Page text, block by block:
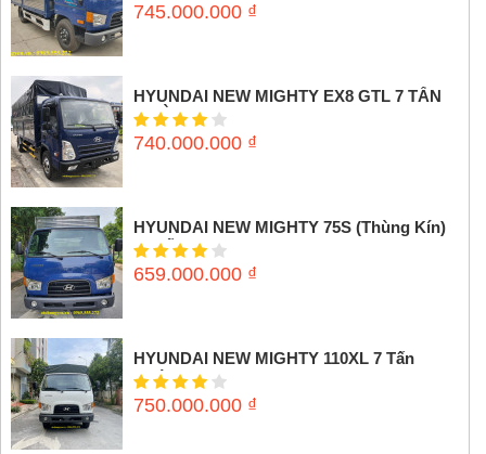
745.000.000 ₫
HYUNDAI NEW MIGHTY EX8 GTL 7 TẤN
(THÙNG MUI BẠT)
740.000.000 ₫
HYUNDAI NEW MIGHTY 75S (Thùng Kín)
3,5 tấn
659.000.000 ₫
HYUNDAI NEW MIGHTY 110XL 7 Tấn
(Thùng mui bạt)
750.000.000 ₫